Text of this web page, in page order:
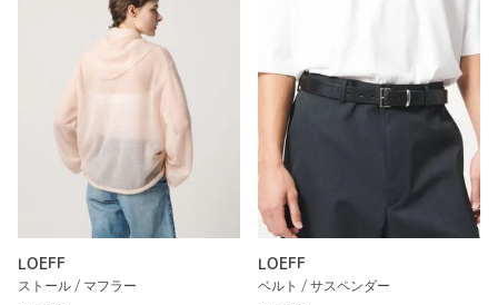
LOEFF
ストール / マフラー
LOEFF
ベルト / サスペンダー